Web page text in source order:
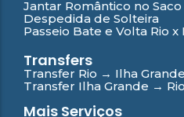
Jantar Romântico no
Despedida de Solteira
Passeio Bate e Volta Rio x
Transfers
Transfer Rio → Ilha Grande
Transfer Ilha Grande → Rio
Mais Serviços